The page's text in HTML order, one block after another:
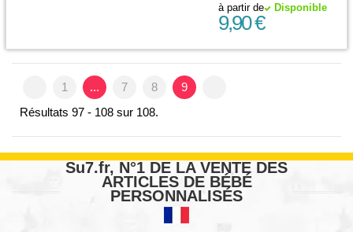
Disponible
à partir de
9,90 €
1 ... 7 8
9
Résultats 97 - 108 sur 108.
Su7.fr, N°1 DE LA VENTE DES
ARTICLES DE BÉBÉ
PERSONNALISÉS